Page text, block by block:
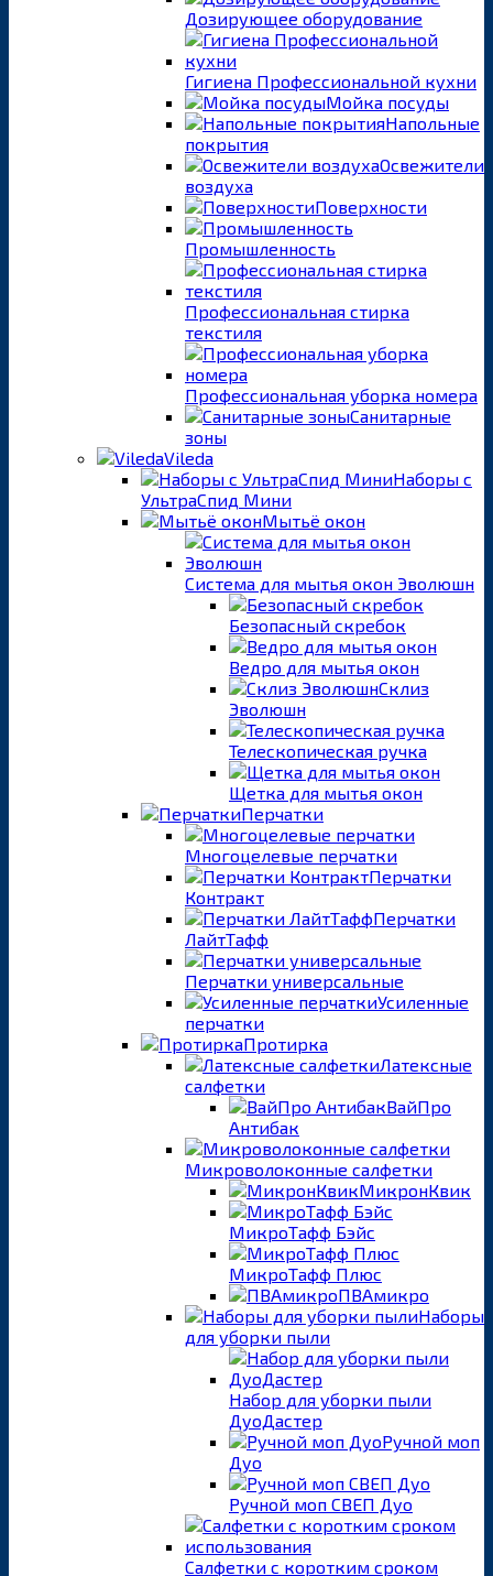
Дозирующее оборудование
Гигиена Профессиональной кухни
Мойка посуды
Напольные
покрытия
Освежители
воздуха
Поверхности
Промышленность
Профессиональная стирка
текстиля
Профессиональная уборка номера
Санитарные
зоны
Vileda
Наборы с
УльтраСпид Мини
Мытьё окон
Система для мытья окон Эволюшн
Безопасный скребок
Ведро для мытья окон
Склиз
Эволюшн
Телескопическая ручка
Щетка для мытья окон
Перчатки
Многоцелевые перчатки
Перчатки
Контракт
Перчатки
ЛайтТафф
Перчатки универсальные
Усиленные
перчатки
Протирка
Латексные
салфетки
ВайПро
Антибак
Микроволоконные салфетки
МикронКвик
МикроТафф Бэйс
МикроТафф Плюс
ПВАмикро
Наборы
для уборки пыли
Набор для уборки пыли
ДуоДастер
Ручной моп
Дуо
Ручной моп СВЕП Дуо
Салфетки с коротким сроком